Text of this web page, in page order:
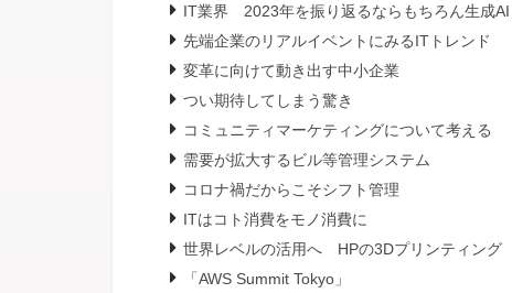
IT業界 2023年を振り返るならもちろん生成AI
先端企業のリアルイベントにみるITトレンド
変革に向けて動き出す中小企業
つい期待してしまう驚き
コミュニティマーケティングについて考える
需要が拡大するビル等管理システム
コロナ禍だからこそシフト管理
ITはコト消費をモノ消費に
世界レベルの活用へ HPの3Dプリンティング
「AWS Summit Tokyo」